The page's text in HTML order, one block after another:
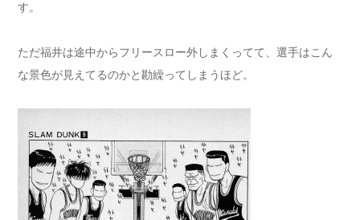
す。
ただ福井は途中からフリースロー外しまくってて、選手はこん
な景色が見えてるのかと勘繰ってしまうほど。